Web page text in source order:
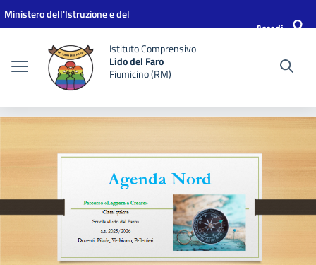
Vai ai contenuti
Vai al menu di navigazione
Vai al footer
Ministero dell'Istruzione e del
Accedi
Istituto Comprensivo
Lido del Faro
Fiumicino (RM)